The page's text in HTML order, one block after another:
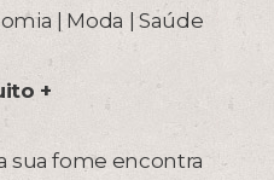
| Moda | Saúde
+
sua fome encontra